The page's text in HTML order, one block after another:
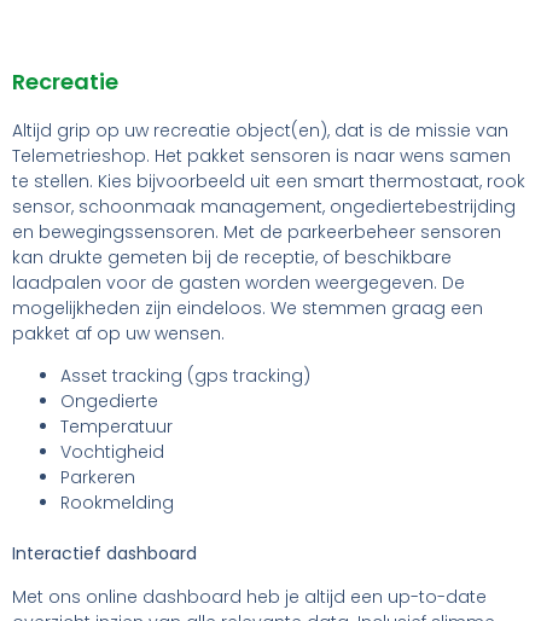
Recreatie
Altijd grip op uw recreatie object(en), dat is de missie van
Telemetrieshop. Het pakket sensoren is naar wens samen
te stellen. Kies bijvoorbeeld uit een smart thermostaat, rook
sensor, schoonmaak management, ongediertebestrijding
en bewegingssensoren. Met de parkeerbeheer sensoren
kan drukte gemeten bij de receptie, of beschikbare
laadpalen voor de gasten worden weergegeven. De
mogelijkheden zijn eindeloos. We stemmen graag een
pakket af op uw wensen.
Asset tracking (gps tracking)
Ongedierte
Temperatuur
Vochtigheid
Parkeren
Rookmelding
Interactief dashboard
Met ons online dashboard heb je altijd een up-to-date